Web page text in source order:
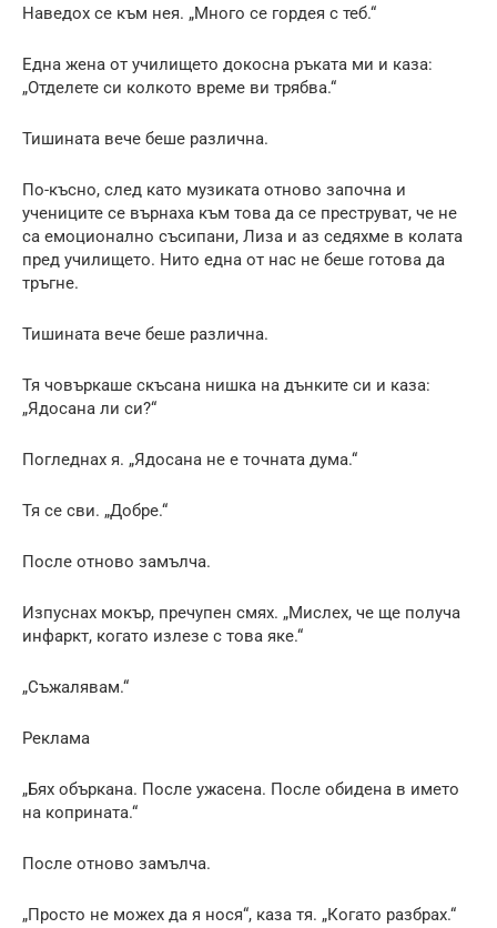
Наведох се към нея. „Много се гордея с теб.“
Една жена от училището докосна ръката ми и каза:
„Отделете си колкото време ви трябва.“
Тишината вече беше различна.
По-късно, след като музиката отново започна и
учениците се върнаха към това да се преструват, че не
са емоционално съсипани, Лиза и аз седяхме в колата
пред училището. Нито една от нас не беше готова да
тръгне.
Тишината вече беше различна.
Тя човъркаше скъсана нишка на дънките си и каза:
„Ядосана ли си?“
Погледнах я. „Ядосана не е точната дума.“
Тя се сви. „Добре.“
После отново замълча.
Изпуснах мокър, пречупен смях. „Мислех, че ще получа
инфаркт, когато излезе с това яке.“
„Съжалявам.“
Реклама
„Бях объркана. После ужасена. После обидена в името
на коприната.“
После отново замълча.
„Просто не можех да я нося“, каза тя. „Когато разбрах.“